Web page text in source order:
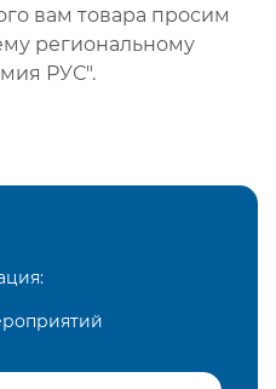
вам товара просим
региональному
РУС".